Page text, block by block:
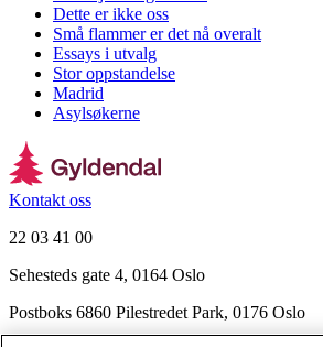
Dette er ikke oss
Små flammer er det nå overalt
Essays i utvalg
Stor oppstandelse
Madrid
Asylsøkerne
Kontakt oss
22 03 41 00
Sehesteds gate 4, 0164 Oslo
Postboks 6860 Pilestredet Park, 0176 Oslo